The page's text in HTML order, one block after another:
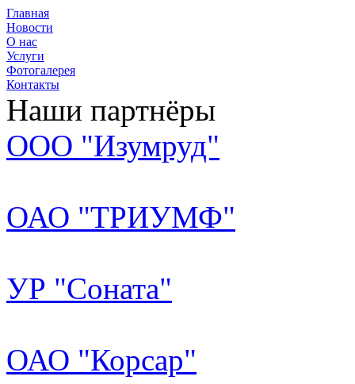
Главная
Новости
О нас
Услуги
Фотогалерея
Контакты
Наши партнёры
ООО "Изумруд"
ОАО "ТРИУМФ"
УР "Соната"
ОАО "Корсар"